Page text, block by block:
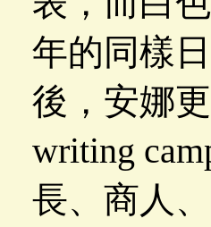
年的同樣
後，安娜
writing
長、商人